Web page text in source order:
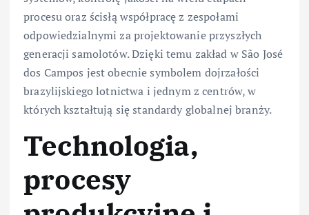
procesu oraz ścisłą współpracę z zespołami
odpowiedzialnymi za projektowanie przyszłych
generacji samolotów. Dzięki temu zakład w São José
dos Campos jest obecnie symbolem dojrzałości
brazylijskiego lotnictwa i jednym z centrów, w
których kształtują się standardy globalnej branży.
Technologia,
procesy